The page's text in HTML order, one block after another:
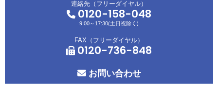
連絡先（フリーダイヤル）
0120-158-048
9:00～17:30(土日祝除く)
FAX（フリーダイヤル）
0120-736-848
お問い合わせ